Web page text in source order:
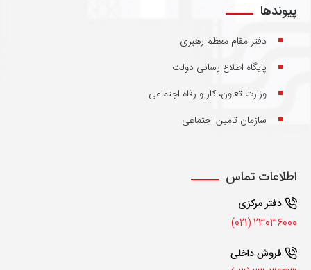
پیوندها
دفتر مقام معظم رهبری
پایگاه اطلاع رسانی دولت
وزارت تعاون، کار و رفاه اجتماعی
سازمان تامین اجتماعی
اطلاعات تماس
دفتر مرکزی
23036000 (021)
فروش داخلی